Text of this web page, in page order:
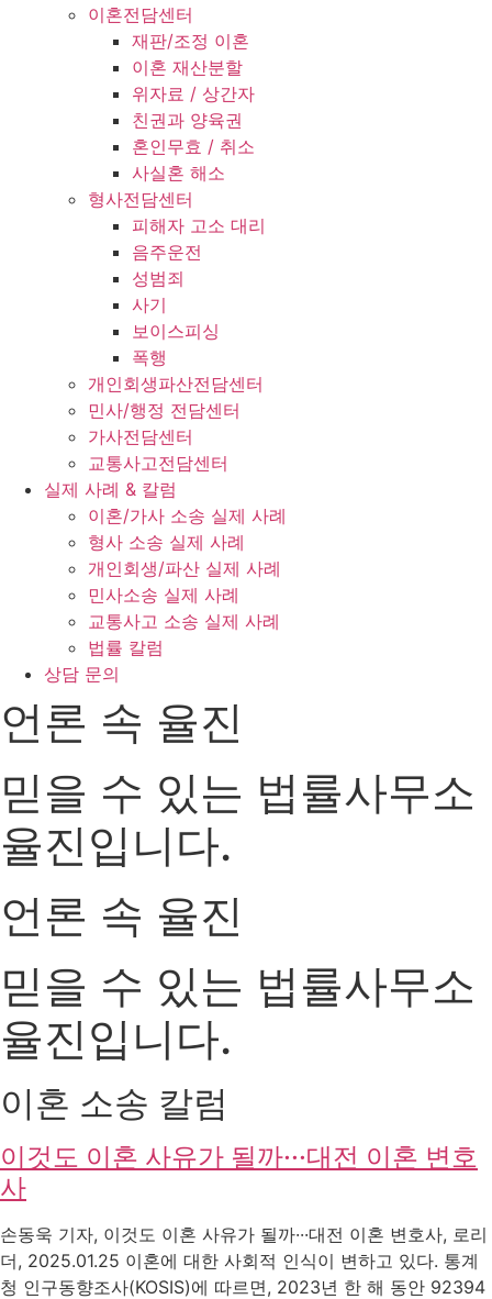
이혼전담센터
재판/조정 이혼
이혼 재산분할
위자료 / 상간자
친권과 양육권
혼인무효 / 취소
사실혼 해소
형사전담센터
피해자 고소 대리
음주운전
성범죄
사기
보이스피싱
폭행
개인회생파산전담센터
민사/행정 전담센터
가사전담센터
교통사고전담센터
실제 사례 & 칼럼
이혼/가사 소송 실제 사례
형사 소송 실제 사례
개인회생/파산 실제 사례
민사소송 실제 사례
교통사고 소송 실제 사례
법률 칼럼
상담 문의
언론 속 율진
믿을 수 있는 법률사무소
율진입니다.
언론 속 율진
믿을 수 있는 법률사무소
율진입니다.
이혼 소송 칼럼
이것도 이혼 사유가 될까···대전 이혼 변호
사
손동욱 기자, 이것도 이혼 사유가 될까···대전 이혼 변호사, 로리
더, 2025.01.25 이혼에 대한 사회적 인식이 변하고 있다. 통계
청 인구동향조사(KOSIS)에 따르면, 2023년 한 해 동안 92394